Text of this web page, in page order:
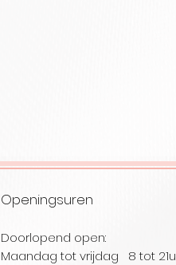
Openingsuren
Doorlopend open:
Maandag tot vrijdag 8 tot 21u